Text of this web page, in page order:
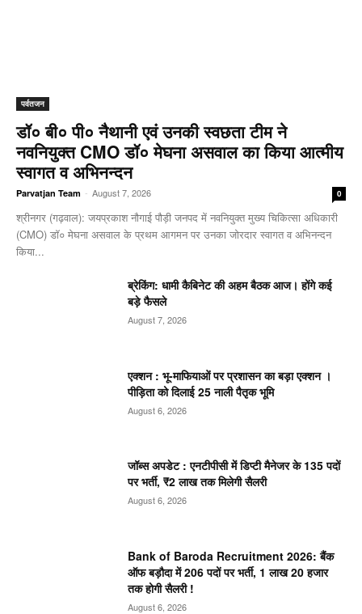
पर्वतजन
डॉ० बी० पी० नैथानी एवं उनकी स्वछता टीम ने
नवनियुक्त CMO डॉ० मेघना असवाल का किया आत्मीय
स्वागत व अभिनन्दन
Parvatjan Team - August 7, 2026 0
श्रीनगर (गढ़वाल): जयप्रकाश नौगाई ​पौड़ी जनपद में नवनियुक्त मुख्य चिकित्सा अधिकारी
(CMO) डॉ० मेघना असवाल के प्रथम आगमन पर उनका जोरदार स्वागत व अभिनन्दन
किया...
ब्रेकिंग: धामी कैबिनेट की अहम बैठक आज। होंगे कई
बड़े फैसले
August 7, 2026
एक्शन : भू-माफियाओं पर प्रशासन का बड़ा एक्शन ।
पीड़िता को दिलाई 25 नाली पैतृक भूमि
August 6, 2026
जॉब्स अपडेट : एनटीपीसी में डिप्टी मैनेजर के 135 पदों
पर भर्ती, ₹2 लाख तक मिलेगी सैलरी
August 6, 2026
Bank of Baroda Recruitment 2026: बैंक
ऑफ बड़ौदा में 206 पदों पर भर्ती, 1 लाख 20 हजार
तक होगी सैलरी !
August 6, 2026